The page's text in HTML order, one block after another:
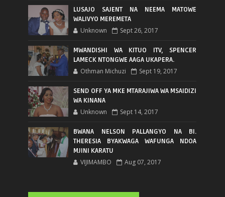
LUSAJO SAJENT NA NEEMA MATOWE
WALIVYO MEREMETA
Unknown Sept 26, 2017
MWANDISHI WA KITUO ITV, SPENCER
LAMECK NTONGWE AAGA UKAPERA.
Othman Michuzi Sept 19, 2017
SEND OFF YA MKE MTARAJIWA WA MSAIDIZI
WA KINANA
Unknown Sept 14, 2017
BWANA NELSON PALLANGYO NA BI.
THERESIA BYAKWAGA WAFUNGA NDOA
MJINI KARATU
VIJIMAMBO Aug 07, 2017